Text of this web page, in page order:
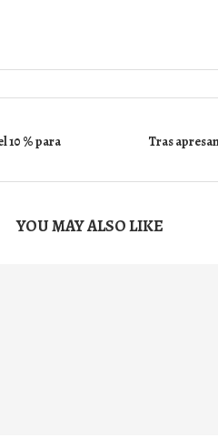
10 % para
Tras
YOU MAY ALSO LIKE